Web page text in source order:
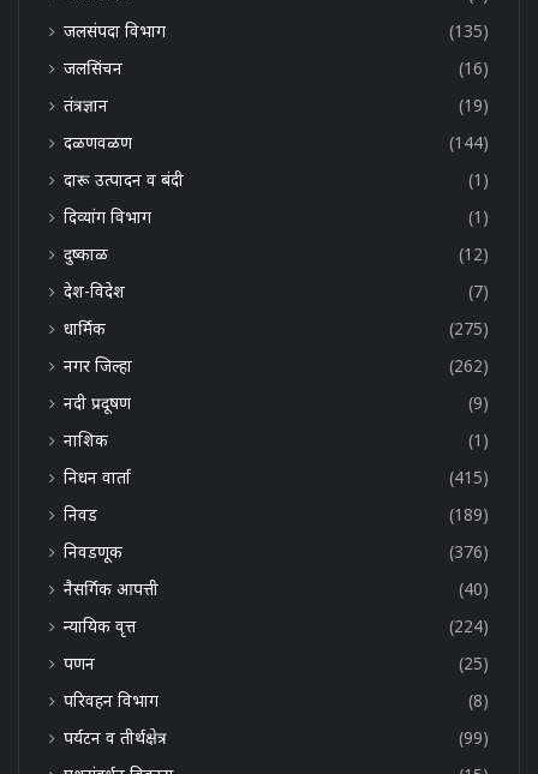
जलसंपदा विभाग
(135)
जलसिंचन
(16)
तंत्रज्ञान
(19)
दळणवळण
(144)
दारू उत्पादन व बंदी
(1)
दिव्यांग विभाग
(1)
दुष्काळ
(12)
देश-विदेश
(7)
धार्मिक
(275)
नगर जिल्हा
(262)
नदी प्रदूषण
(9)
नाशिक
(1)
निधन वार्ता
(415)
निवड
(189)
निवडणूक
(376)
नैसर्गिक आपत्ती
(40)
न्यायिक वृत्त
(224)
पणन
(25)
परिवहन विभाग
(8)
पर्यटन व तीर्थक्षेत्र
(99)